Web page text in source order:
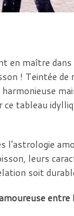
en maître dans
! Teintée
tableau
l’astrologie
leurs
soit
entre